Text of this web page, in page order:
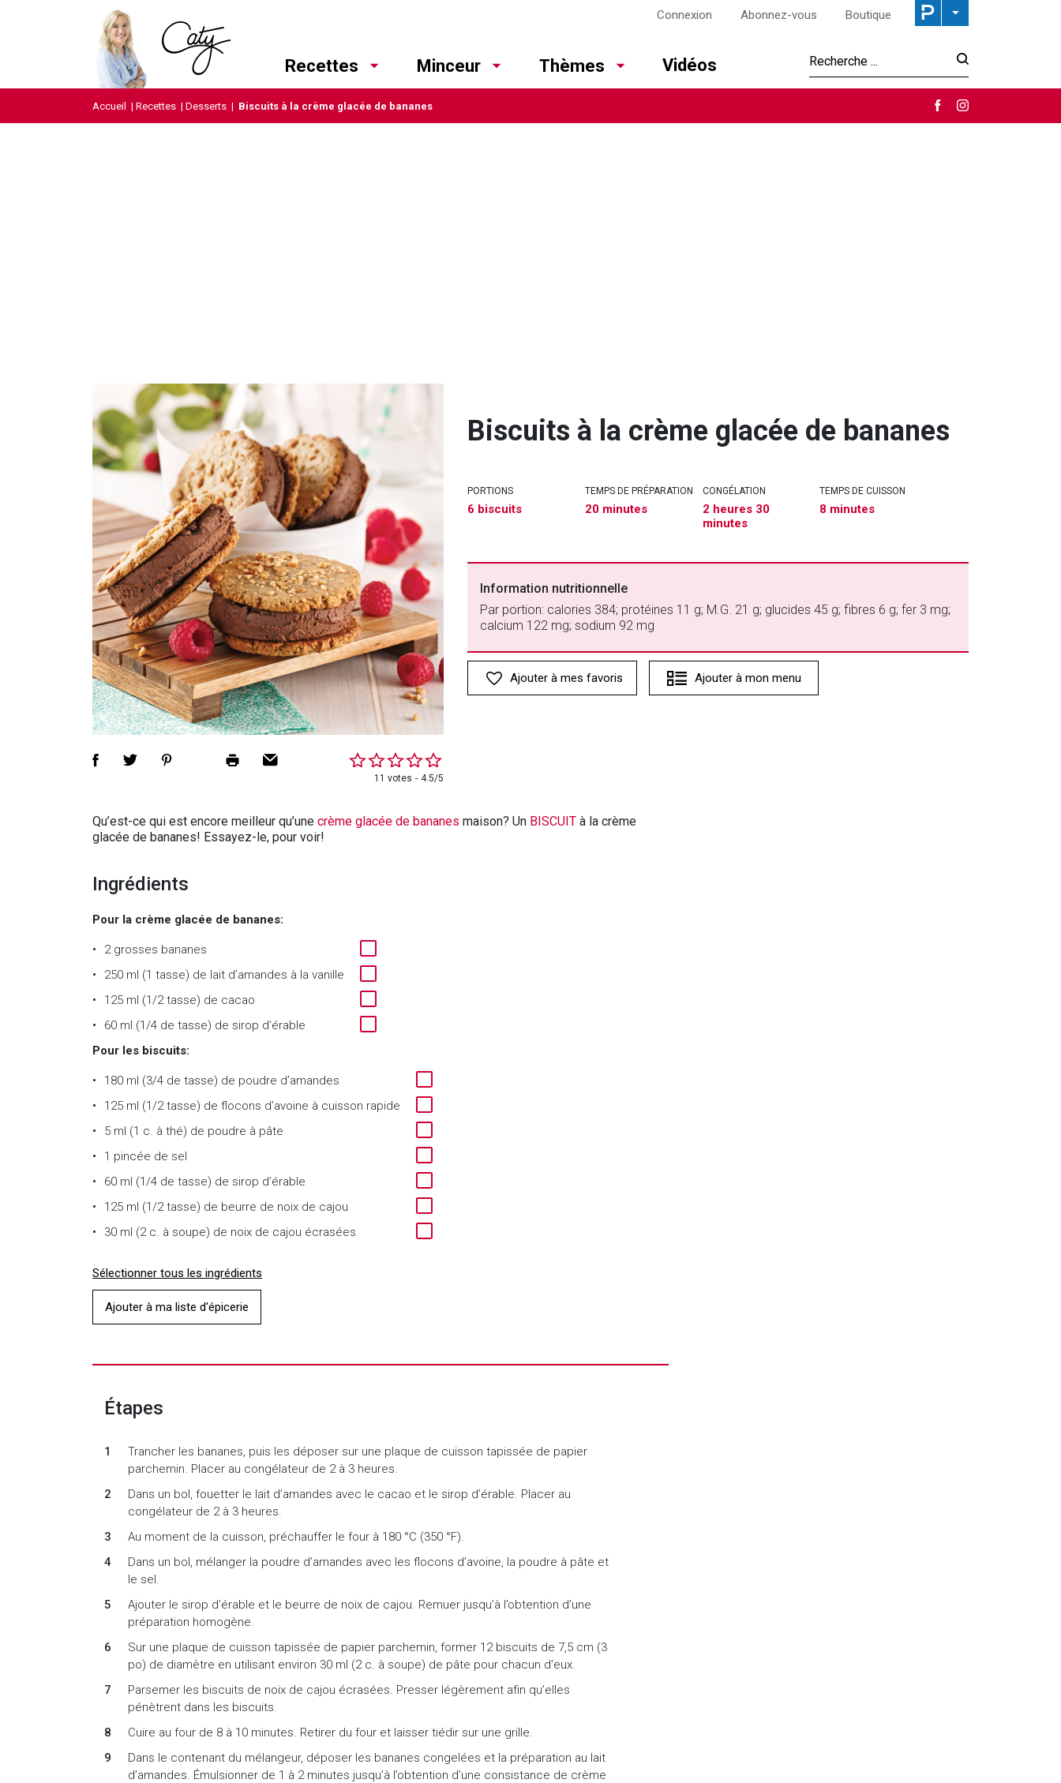
Connexion Abonnez-vous Boutique
Recettes Minceur Thèmes Vidéos
Accueil | Recettes | Desserts | Biscuits à la crème glacée de bananes
11 votes 4.5/5
Biscuits à la crème glacée de bananes
PORTIONS
6 biscuits
TEMPS DE PRÉPARATION
20 minutes
CONGÉLATION
2 heures 30
minutes
TEMPS DE CUISSON
8 minutes
Information nutritionnelle
Par portion: calories 384; protéines 11 g; M.G. 21 g; glucides 45 g; fibres 6 g; fer 3 mg;
calcium 122 mg; sodium 92 mg
Ajouter à mes favoris Ajouter à mon menu
Qu’est-ce qui est encore meilleur qu’une crème glacée de bananes maison? Un BISCUIT à la crème
glacée de bananes! Essayez-le, pour voir!
Ingrédients
Pour la crème glacée de bananes:
2 grosses bananes
250 ml (1 tasse) de lait d’amandes à la vanille
125 ml (1/2 tasse) de cacao
60 ml (1/4 de tasse) de sirop d’érable
Pour les biscuits:
180 ml (3/4 de tasse) de poudre d’amandes
125 ml (1/2 tasse) de flocons d’avoine à cuisson rapide
5 ml (1 c. à thé) de poudre à pâte
1 pincée de sel
60 ml (1/4 de tasse) de sirop d’érable
125 ml (1/2 tasse) de beurre de noix de cajou
30 ml (2 c. à soupe) de noix de cajou écrasées
Sélectionner tous les ingrédients
Ajouter à ma liste d'épicerie
Étapes
Trancher les bananes, puis les déposer sur une plaque de cuisson tapissée de papier
parchemin. Placer au congélateur de 2 à 3 heures.
Dans un bol, fouetter le lait d’amandes avec le cacao et le sirop d’érable. Placer au
congélateur de 2 à 3 heures.
Au moment de la cuisson, préchauffer le four à 180 °C (350 °F).
Dans un bol, mélanger la poudre d’amandes avec les flocons d’avoine, la poudre à pâte et
le sel.
Ajouter le sirop d’érable et le beurre de noix de cajou. Remuer jusqu’à l’obtention d’une
préparation homogène.
Sur une plaque de cuisson tapissée de papier parchemin, former 12 biscuits de 7,5 cm (3
po) de diamètre en utilisant environ 30 ml (2 c. à soupe) de pâte pour chacun d’eux.
Parsemer les biscuits de noix de cajou écrasées. Presser légèrement afin qu’elles
pénètrent dans les biscuits.
Cuire au four de 8 à 10 minutes. Retirer du four et laisser tiédir sur une grille.
Dans le contenant du mélangeur, déposer les bananes congelées et la préparation au lait
d’amandes. Émulsionner de 1 à 2 minutes jusqu’à l’obtention d’une consistance de crème